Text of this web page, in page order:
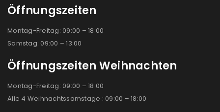
Öffnungszeiten
Montag-Freitag: 09:00 – 18:00
Samstag: 09:00 – 13:00
Öffnungszeiten Weihnachten
Montag-Freitag: 09:00 – 18:00
Alle 4 Weihnachtssamstage : 09:00 – 18:00